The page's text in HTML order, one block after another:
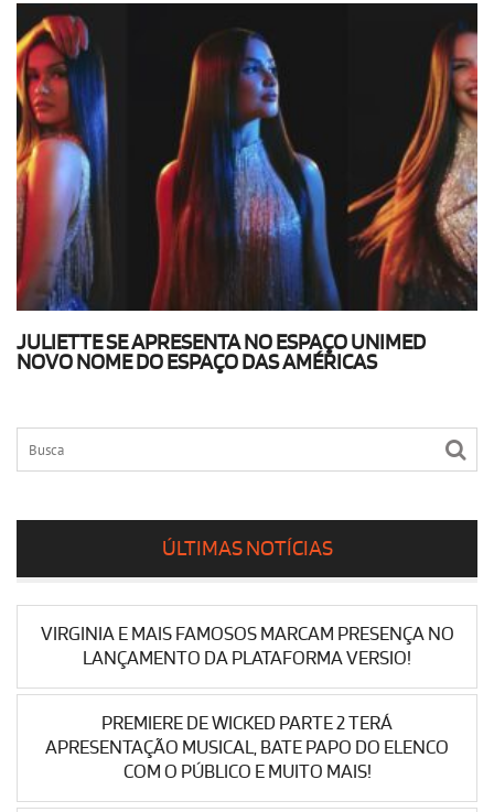
JULIETTE SE APRESENTA NO ESPAÇO UNIMED
NOVO NOME DO ESPAÇO DAS AMÉRICAS
ÚLTIMAS NOTÍCIAS
VIRGINIA E MAIS FAMOSOS MARCAM PRESENÇA NO
LANÇAMENTO DA PLATAFORMA VERSIO!
PREMIERE DE WICKED PARTE 2 TERÁ
APRESENTAÇÃO MUSICAL, BATE PAPO DO ELENCO
COM O PÚBLICO E MUITO MAIS!